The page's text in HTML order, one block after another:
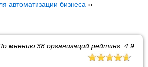
автоматизации бизнеса ››
мнению 38организаций рейтинг: 4.9